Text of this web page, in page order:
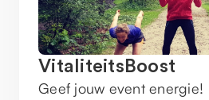
VitaliteitsBoost
Geef jouw event energie!